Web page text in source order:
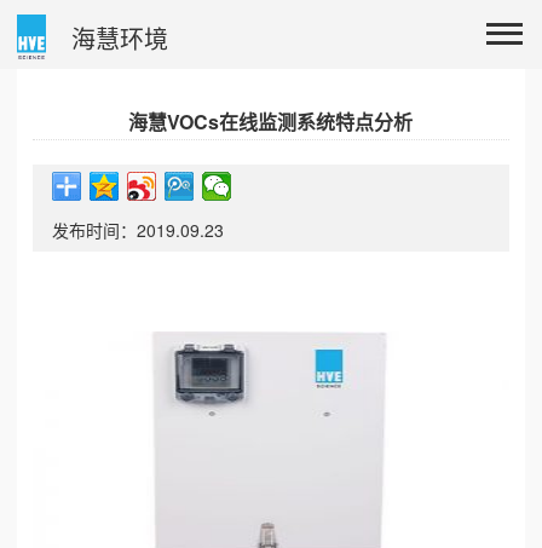
海慧环境
海慧VOCs在线监测系统特点分析
发布时间：2019.09.23